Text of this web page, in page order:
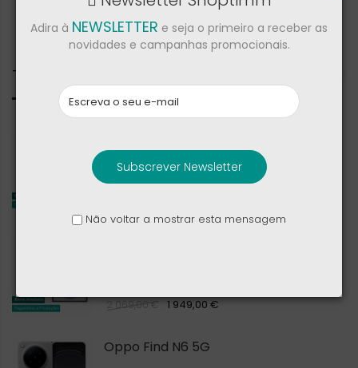
Todos
2 069,00 € 1 949,00 €
Oppo Find N6 5G
Adira à NEWSLETTER e seja o primeiro a receber as
novidades e campanhas promocionais.
Subscrever Newsletter
Não voltar a mostrar esta mensagem